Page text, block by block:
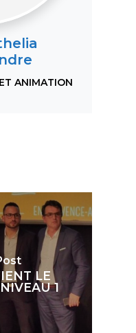
ANIMATION
LE
1